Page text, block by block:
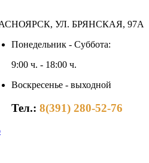
УЛ. БРЯНСКАЯ, 97А
Понедельник - Суббота:
9:00 ч. - 18:00 ч.
Воскресенье - выходной
Тел.: 8(391) 280-52-76